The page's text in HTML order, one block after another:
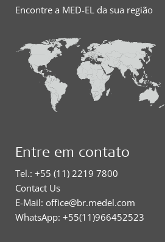
Encontre a MED-EL da sua região
Entre em contato
Tel.: +55 (11) 2219 7800
Contact Us
E-Mail: office@br.medel.com
WhatsApp: +55(11)966452523